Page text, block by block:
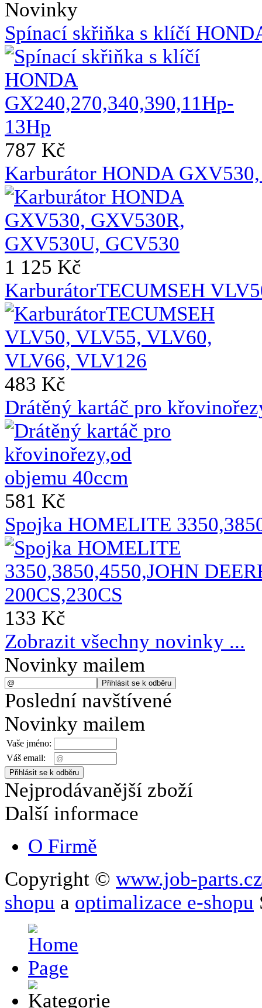
Novinky
Spínací skřiňka s klíčí
787 Kč
Karburátor HONDA
1 125 Kč
KarburátorTECUMSEH
483 Kč
Drátěný kartáč pro
581 Kč
Spojka HOMELITE
133 Kč
Zobrazit všechny novinky ...
Novinky mailem
Poslední navštívené
Novinky mailem
Vaše jméno:
Váš email:
Nejprodávanější zboží
Další informace
O Firmě
Copyright © www.job-parts.cz
shopu a optimalizace e-shopu